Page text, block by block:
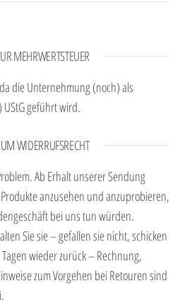
MEHRWERTSTEUER
die Unternehmung (noch) als
geführt wird.
WIDERRUFSRECHT
Ab Erhalt unserer Sendung
anzusehen und anzuprobieren,
bei uns tun würden.
Sie sie – gefallen sie nicht, schicken
wieder zurück – Rechnung,
zum Vorgehen bei Retouren sind